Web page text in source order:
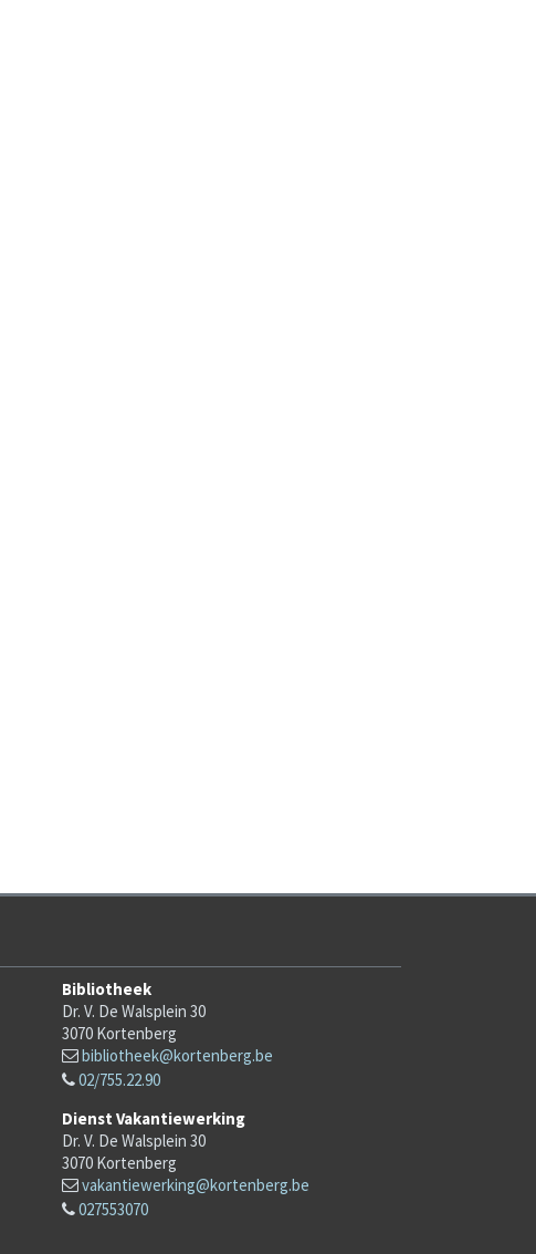
Bibliotheek
Dr. V. De Walsplein 30
3070 Kortenberg
bibliotheek@kortenberg.be
02/755.22.90
Dienst Vakantiewerking
Dr. V. De Walsplein 30
3070 Kortenberg
vakantiewerking@kortenberg.be
027553070